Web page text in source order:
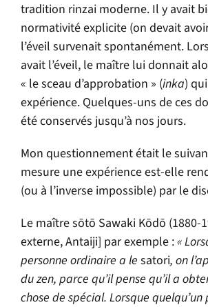
tradition rinzai moderne. Il y avait
normativité explicite (on devait
l’éveil survenait spontanément.
avait l’éveil, le maître lui donnait
« le sceau d’approbation » (inka)
expérience. Quelques-uns de ces
été conservés jusqu’à nos jours.
Mon questionnement était le
mesure une expérience est-elle
(ou à l’inverse impossible) par le
Le maître sōtō Sawaki Kōdō (1880-
externe, Antaiji] par exemple :«
personne ordinaire a le satori, on
du zen, parce qu’il pense qu’il a
chose de spécial. Lorsque